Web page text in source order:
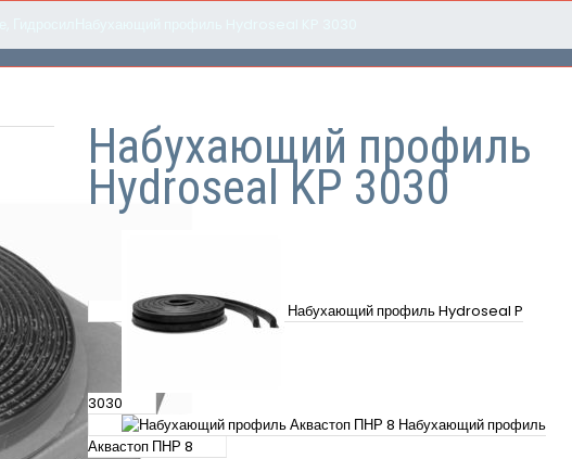
Набухающий профиль
Hydroseal KP 3030
Набухающий профиль Hydroseal P
3030
Набухающий профиль
Аквастоп ПНР 8